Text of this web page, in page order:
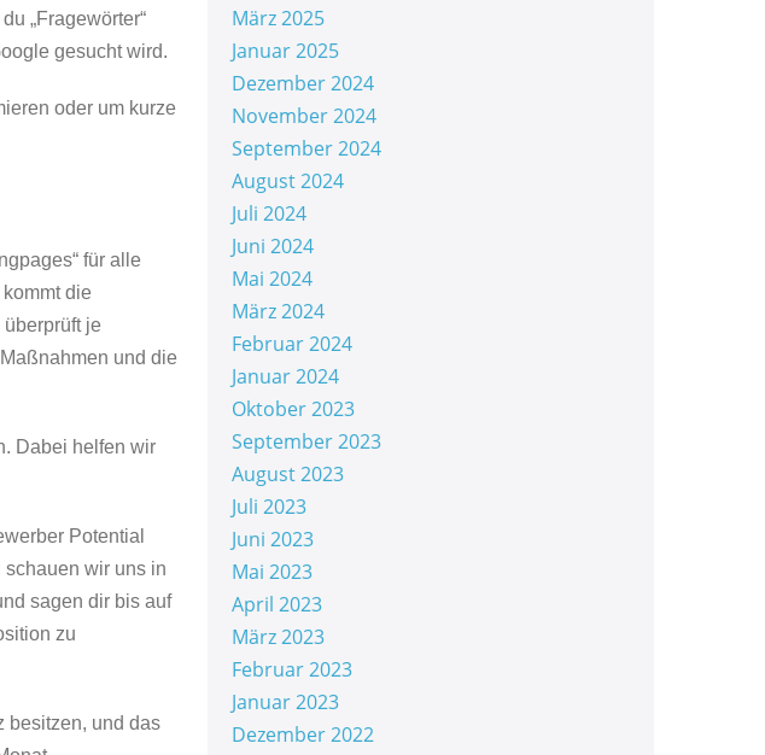
„Fragewörter“
gesucht wird.
oder um kurze
für alle
die
je
und die
Dabei helfen wir
Potential
schauen wir uns in
sagen dir bis auf
zu
besitzen, und das
März 2025
Januar 2025
Dezember 2024
November 2024
September 2024
August 2024
Juli 2024
Juni 2024
Mai 2024
März 2024
Februar 2024
Januar 2024
Oktober 2023
September 2023
August 2023
Juli 2023
Juni 2023
Mai 2023
April 2023
März 2023
Februar 2023
Januar 2023
Dezember 2022